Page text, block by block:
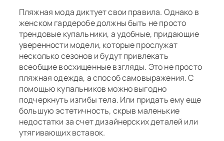
Пляжная мода диктует свои правила. Однако в
женском гардеробе должны быть не просто
трендовые купальники, а удобные, придающие
уверенности модели, которые прослужат
несколько сезонов и будут привлекать
всеобщие восхищенные взгляды. Это не просто
пляжная одежда, а способ самовыражения. С
помощью купальников можно выгодно
подчеркнуть изгибы тела. Или придать ему еще
большую эстетичность, скрыв маленькие
недостатки за счет дизайнерских деталей или
утягивающих вставок.